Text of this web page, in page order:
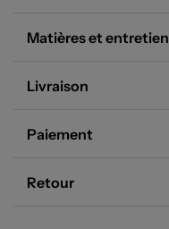
Matières et entretien
Livraison
Paiement
Retour